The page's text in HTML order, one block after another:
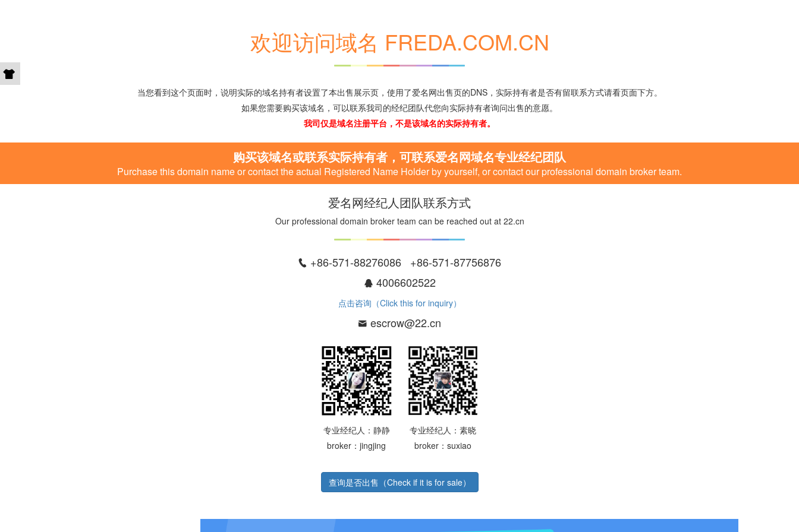
欢迎访问域名 FREDA.COM.CN
当您看到这个页面时，说明实际的域名持有者设置了本出售展示页，使用了爱名网出售页的DNS，实际持有者是否有留联系方式请看页面下方。
如果您需要购买该域名，可以联系我司的经纪团队代您向实际持有者询问出售的意愿。
我司仅是域名注册平台，不是该域名的实际持有者。
购买该域名或联系实际持有者，可联系爱名网域名专业经纪团队
Purchase this domain name or contact the actual Registered Name Holder by yourself, or contact our professional domain broker team.
爱名网经纪人团队联系方式
Our professional domain broker team can be reached out at 22.cn
+86-571-88276086 +86-571-87756876
4006602522
点击咨询（Click this for inquiry）
escrow@22.cn
专业经纪人：静静
broker：jingjing
专业经纪人：素晓
broker：suxiao
查询是否出售（Check if it is for sale）